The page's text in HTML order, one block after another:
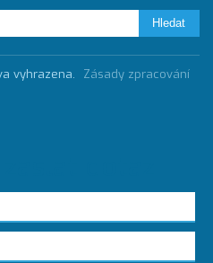
vyhrazena.
Zásady zpracování